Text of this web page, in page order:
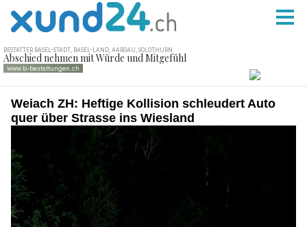
Weiach ZH: Heftige Kollision schleudert Auto
quer über Strasse ins Wiesland